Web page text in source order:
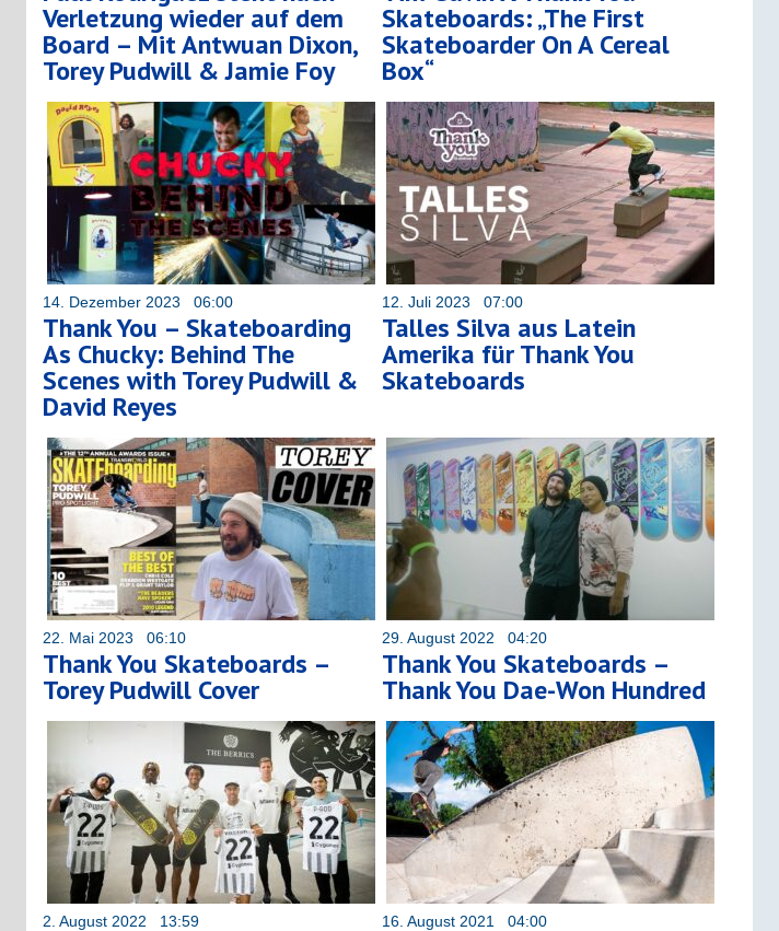
Verletzung wieder auf dem
Board – Mit Antwuan Dixon,
Torey Pudwill & Jamie Foy
Skateboards: „The First
Skateboarder On A Cereal
Box“
14. Dezember 2023 06:00
Thank You – Skateboarding
As Chucky: Behind The
Scenes with Torey Pudwill &
David Reyes
12. Juli 2023 07:00
Talles Silva aus Latein
Amerika für Thank You
Skateboards
22. Mai 2023 06:10
Thank You Skateboards –
Torey Pudwill Cover
29. August 2022 04:20
Thank You Skateboards –
Thank You Dae-Won Hundred
2. August 2022 13:59 16. August 2021 04:00